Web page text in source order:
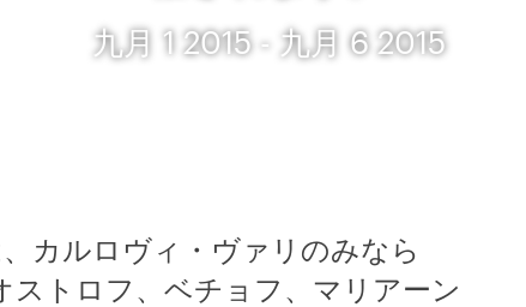
九月 1 2015 - 九月 6 2015
カルロヴィ・ヴァリのみなら
トロフ、ベチョフ、マリアーン